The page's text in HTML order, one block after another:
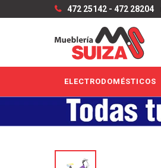
ELECTRODOMÉSTICOS
472 25142 - 472 28204